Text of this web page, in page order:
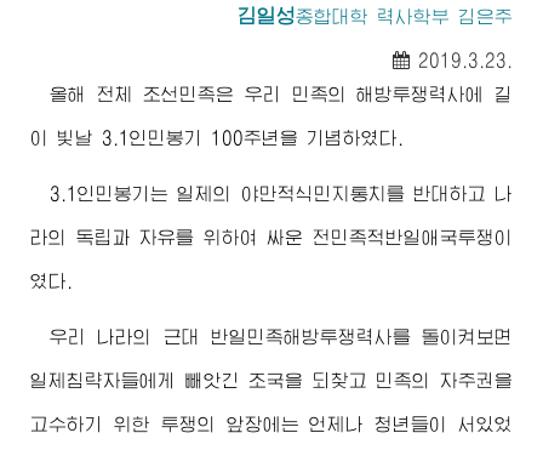
김일성종합대학 력사학부 김은주
2019.3.23.
올해 전체 조선민족은 우리 민족의 해방투쟁력사에 길
이 빛날 3.1인민봉기 100주년을 기념하였다.
3.1인민봉기는 일제의 야만적식민지통치를 반대하고 나
라의 독립과 자유를 위하여 싸운 전민족적반일애국투쟁이
였다.
우리 나라의 근대 반일민족해방투쟁력사를 돌이켜보면
일제침략자들에게 빼앗긴 조국을 되찾고 민족의 자주권을
고수하기 위한 투쟁의 앞장에는 언제나 청년들이 서있었